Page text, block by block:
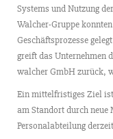
Systems und Nutzung
Walcher-Gruppe
Geschäftsprozesse
greift das Unternehmen
walcher GmbH zurück,
Ein mittelfristiges Ziel
am Standort durch
Personalabteilung